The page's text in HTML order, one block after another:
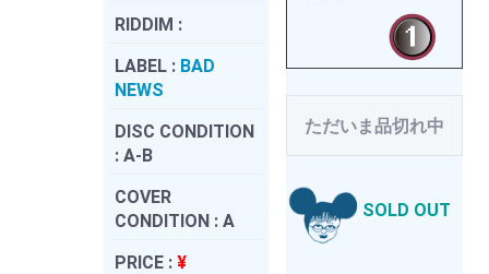
RIDDIM :
LABEL : BAD
NEWS
DISC CONDITION
: A-B
COVER
CONDITION : A
PRICE : ¥
ただいま品切れ中
SOLD OUT